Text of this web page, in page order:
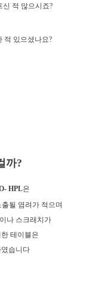
적 많으시죠?
적 있으셨나요?
까?
HPL은
될 염려가 적으며
나 스크래치가
테이블은
습니다